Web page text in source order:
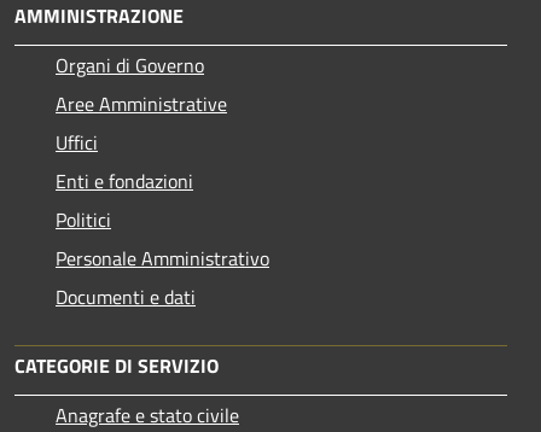
AMMINISTRAZIONE
Organi di Governo
Aree Amministrative
Uffici
Enti e fondazioni
Politici
Personale Amministrativo
Documenti e dati
CATEGORIE DI SERVIZIO
Anagrafe e stato civile